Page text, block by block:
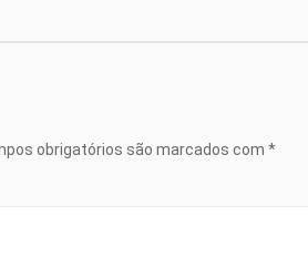
obrigatórios são marcados com *